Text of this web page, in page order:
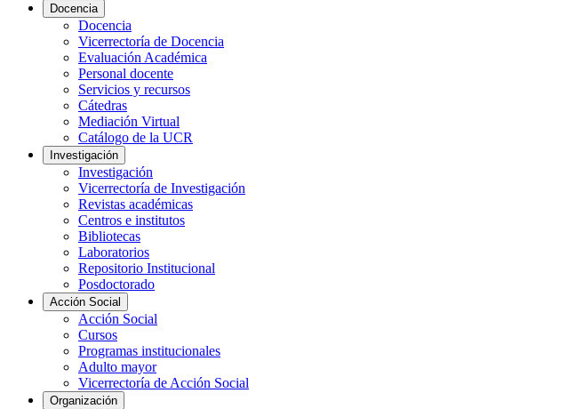
Docencia
Docencia
Vicerrectoría de Docencia
Evaluación Académica
Personal docente
Servicios y recursos
Cátedras
Mediación Virtual
Catálogo de la UCR
Investigación
Investigación
Vicerrectoría de Investigación
Revistas académicas
Centros e institutos
Bibliotecas
Laboratorios
Repositorio Institucional
Posdoctorado
Acción Social
Acción Social
Cursos
Programas institucionales
Adulto mayor
Vicerrectoría de Acción Social
Organización